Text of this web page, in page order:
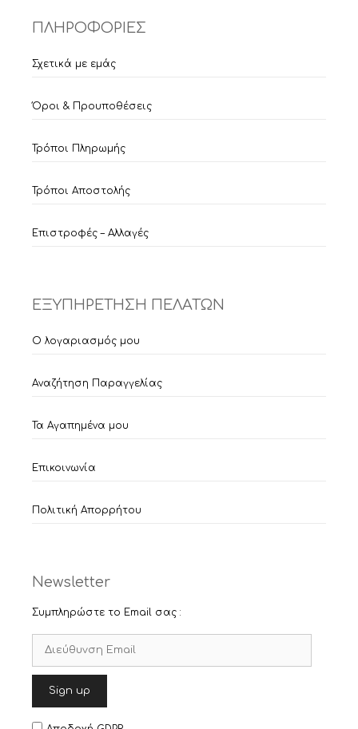
ΠΛΗΡΟΦΟΡΙΕΣ
Σχετικά με εμάς
Όροι & Προυποθέσεις
Τρόποι Πληρωμής
Τρόποι Αποστολής
Επιστροφές – Αλλαγές
ΕΞΥΠΗΡΕΤΗΣΗ ΠΕΛΑΤΩΝ
Ο λογαριασμός μου
Αναζήτηση Παραγγελίας
Τα Αγαπημένα μου
Επικοινωνία
Πολιτική Απορρήτου
Newsletter
Συμπληρώστε το Email σας :